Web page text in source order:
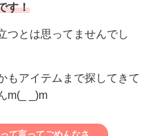
す！
つとは思ってませんでし
もアイテムまで探してきて
m(_ _)m